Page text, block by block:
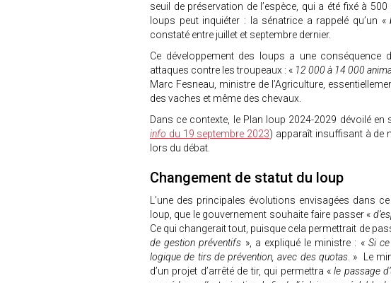
seuil de préservation de l’espèce, qui a été fixé à
loups peut inquiéter : la sénatrice a rappelé qu’un «
constaté entre juillet et septembre dernier.
Ce développement des loups a une conséquence
attaques contre les troupeaux : « 12 000 à 14 000
Marc Fesneau, ministre de l’Agriculture,
des vaches et même des chevaux.
Dans ce contexte, le Plan loup 2024-2029 dévoilé
info du 19 septembre 2023) apparaît insuffisant à de
lors du débat.
Changement de statut du loup
L’une des principales évolutions envisagées dans
loup, que le gouvernement souhaite faire passer «
Ce qui changerait tout, puisque cela permettrait de
de gestion préventifs », a expliqué le ministre : «Si ce
logique de tirs de prévention, avec des quotas. » Le
d’un projet d’arrêté de tir, qui permettra « le passage